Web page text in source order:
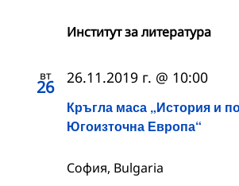
Институт за литература
вт
26
Кръгла маса „История и
Югоизточна Европа“
26.11.2019 г. @ 10:00
София, Bulgaria